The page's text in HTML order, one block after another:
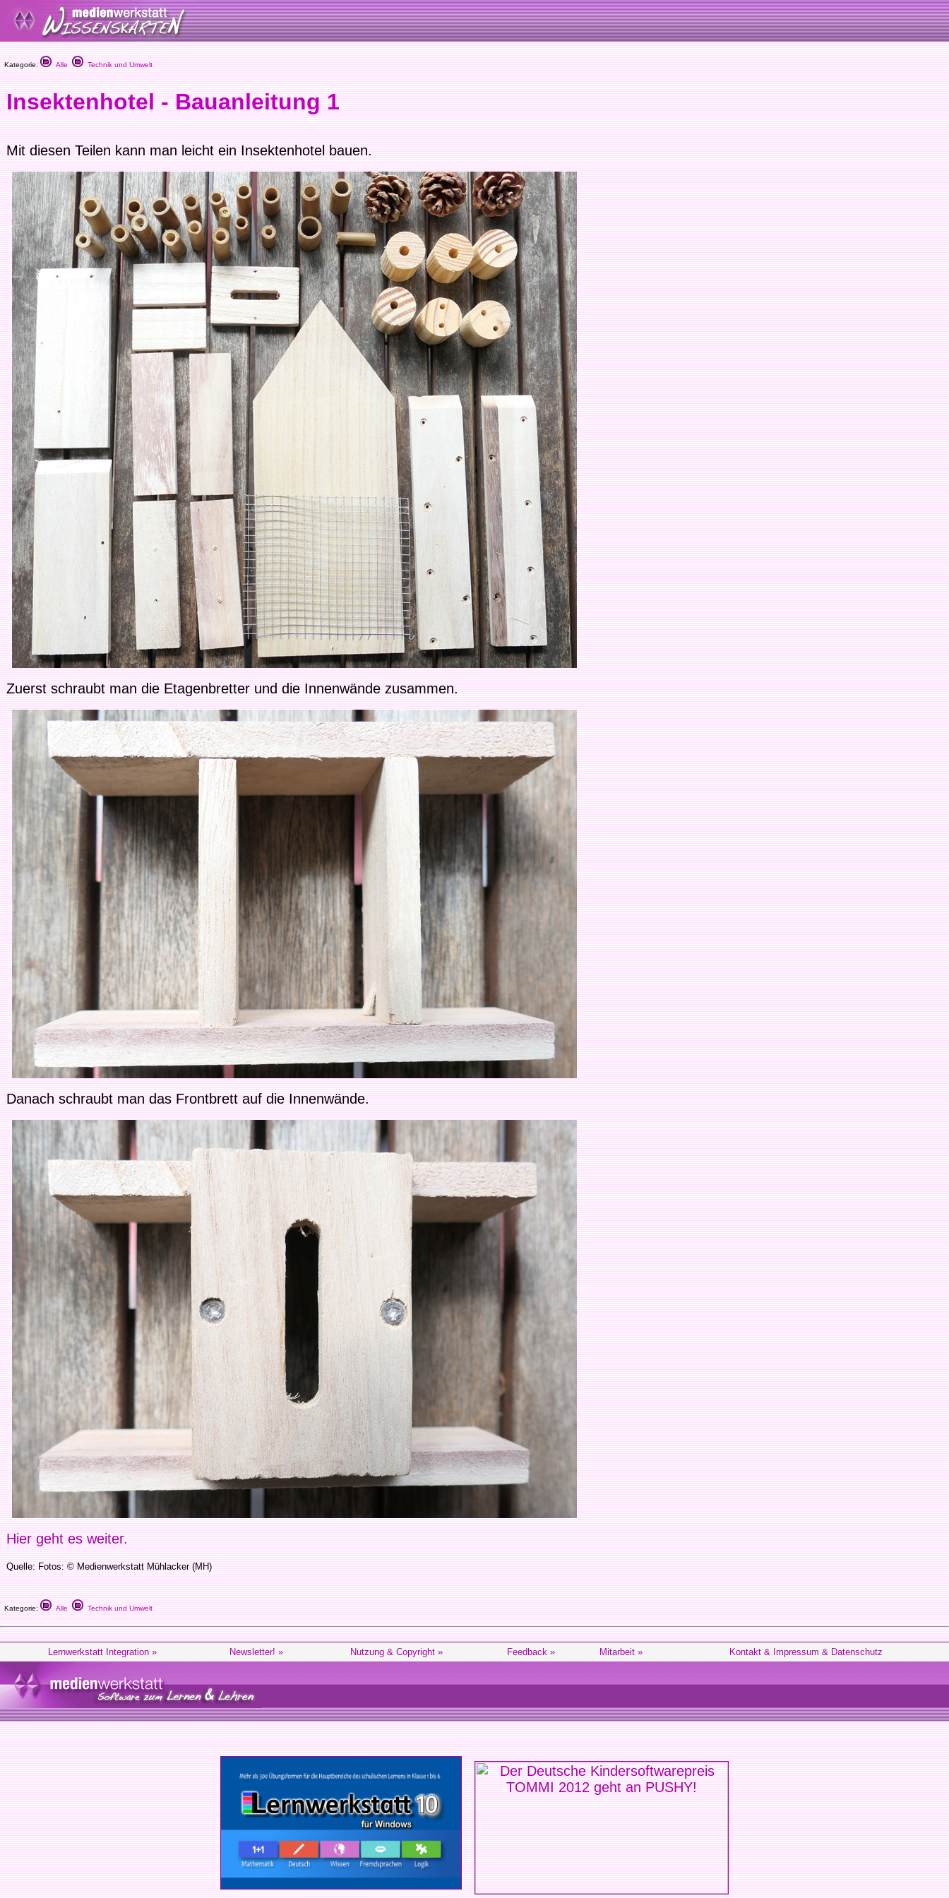
Kategorie: Alle Technik und Umwelt
Insektenhotel - Bauanleitung 1
Mit diesen Teilen kann man leicht ein Insektenhotel bauen.
Zuerst schraubt man die Etagenbretter und die Innenwände zusammen.
Danach schraubt man das Frontbrett auf die Innenwände.
Hier geht es weiter.
Quelle: Fotos: © Medienwerkstatt Mühlacker (MH)
Kategorie: Alle Technik und Umwelt
Lernwerkstatt Integration » Newsletter! » Nutzung & Copyright » Feedback » Mitarbeit » Kontakt & Impressum & Datenschutz